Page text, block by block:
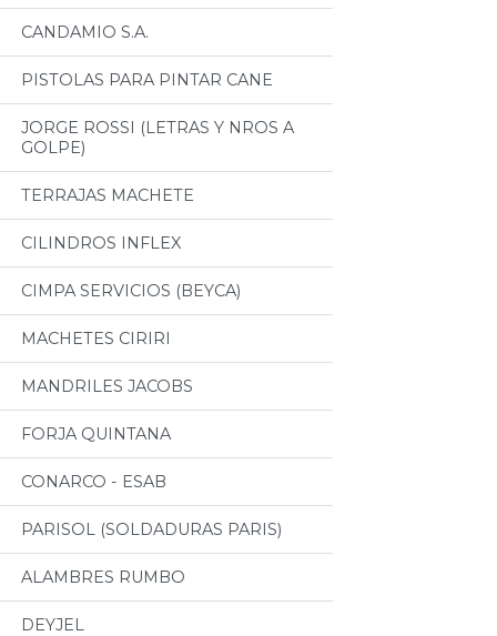
CANDAMIO S.A.
PISTOLAS PARA PINTAR CANE
JORGE ROSSI (LETRAS Y NROS A
GOLPE)
TERRAJAS MACHETE
CILINDROS INFLEX
CIMPA SERVICIOS (BEYCA)
MACHETES CIRIRI
MANDRILES JACOBS
FORJA QUINTANA
CONARCO - ESAB
PARISOL (SOLDADURAS PARIS)
ALAMBRES RUMBO
DEYJEL